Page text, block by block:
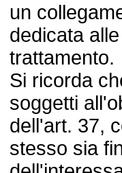
un
dedicata
trattamento.
Si ricorda
soggetti
dell'art. 37,
stesso sia